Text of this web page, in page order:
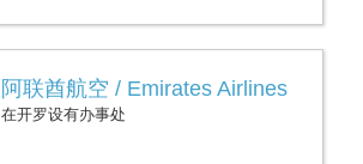
阿联酋航空 / Emirates Airlines
在开罗设有办事处